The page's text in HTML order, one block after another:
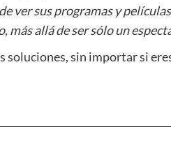
ver sus programas y
allá de ser sólo un
soluciones, sin importar si